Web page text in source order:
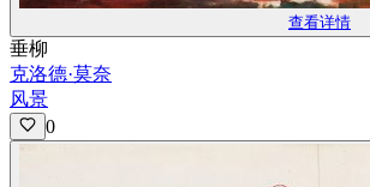
查看详情
垂柳
克洛德·莫奈
风景
0